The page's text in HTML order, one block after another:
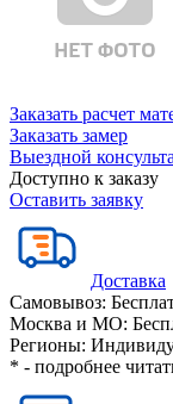
Заказать расчет
Заказать замер
Выездной
Доступно к заказу
Оставить заявку
Доставка
Самовывоз:
Москва и МО:
Регионы:
* - подробнее